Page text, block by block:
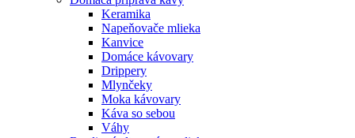
Keramika
Napeňovače mlieka
Kanvice
Domáce kávovary
Drippery
Mlynčeky
Moka kávovary
Káva so sebou
Váhy